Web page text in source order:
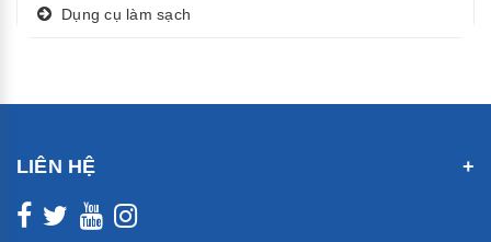
Dụng cụ làm sạch
LIÊN HỆ